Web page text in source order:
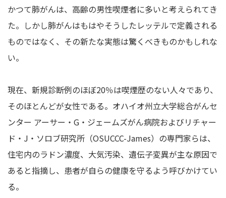
かつて肺がんは、高齢の男性喫煙者に多いと考えられてき
た。しかし肺がんはもはやそうしたレッテルで定義される
ものではなく、その新たな実態は驚くべきものかもしれな
い。
現在、新規診断例のほぼ20％は喫煙歴のない人々であり、
そのほとんどが女性である。オハイオ州立大学総合がんセ
ンター アーサー・G・ジェームズがん病院およびリチャー
ド・J・ソロブ研究所（OSUCCC-James）の専門家らは、
住宅内のラドン濃度、大気汚染、遺伝子変異が主な原因で
あると指摘し、患者が自らの健康を守るよう呼びかけてい
る。